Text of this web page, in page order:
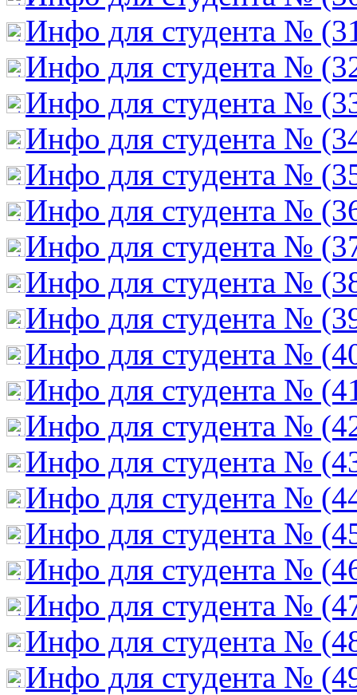
Инфо для студента №
Инфо для студента №
Инфо для студента №
Инфо для студента №
Инфо для студента №
Инфо для студента №
Инфо для студента №
Инфо для студента №
Инфо для студента №
Инфо для студента №
Инфо для студента №
Инфо для студента №
Инфо для студента №
Инфо для студента №
Инфо для студента №
Инфо для студента №
Инфо для студента №
Инфо для студента №
Инфо для студента №